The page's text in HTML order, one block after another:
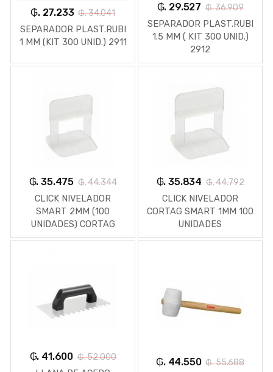
₲. 27.233 ₲. 34.041
SEPARADOR PLAST.RUBI
1 MM (KIT 300 UNID.) 2911
₲. 29.527 ₲. 36.909
SEPARADOR PLAST.RUBI
1.5 MM ( KIT 300 UNID.)
2912
₲. 35.475 ₲. 44.344
CLICK NIVELADOR
SMART 2MM (100
UNIDADES) CORTAG
₲. 35.834 ₲. 44.792
CLICK NIVELADOR
CORTAG SMART 1MM 100
UNIDADES
₲. 41.600 ₲. 52.000
₲. 44.550 ₲. 55.688